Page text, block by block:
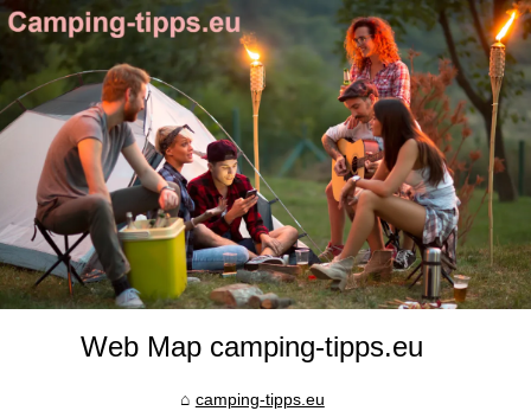
Web Map camping-tipps.eu
camping-tipps.eu